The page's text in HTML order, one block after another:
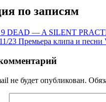
по записям
9 DEAD — A SILENT
23 Премьера клипа и песни
не будет опубликован.